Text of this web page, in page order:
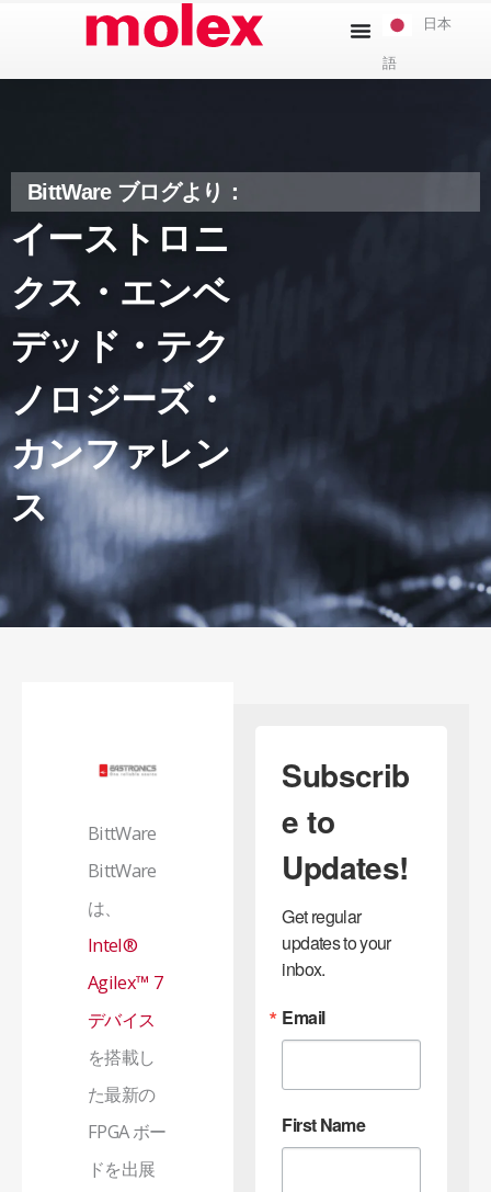
日本
語
BittWare ブログより：
イーストロニ
クス・エンベ
デッド・テク
ノロジーズ・
カンファレン
ス
BittWare
BittWare
は、
Intel®
Agilex™ 7
デバイス
を搭載し
た最新の
FPGA ボー
ドを出展
Subscrib
e to
Updates!
Get regular
updates to your
inbox.
Email
First Name